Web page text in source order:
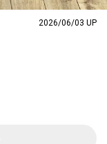
2026/06/03 UP